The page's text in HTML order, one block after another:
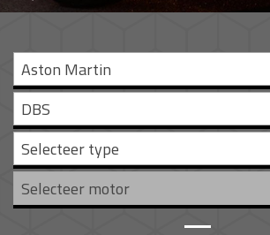
Aston Martin
DBS
Selecteer type
Selecteer motor